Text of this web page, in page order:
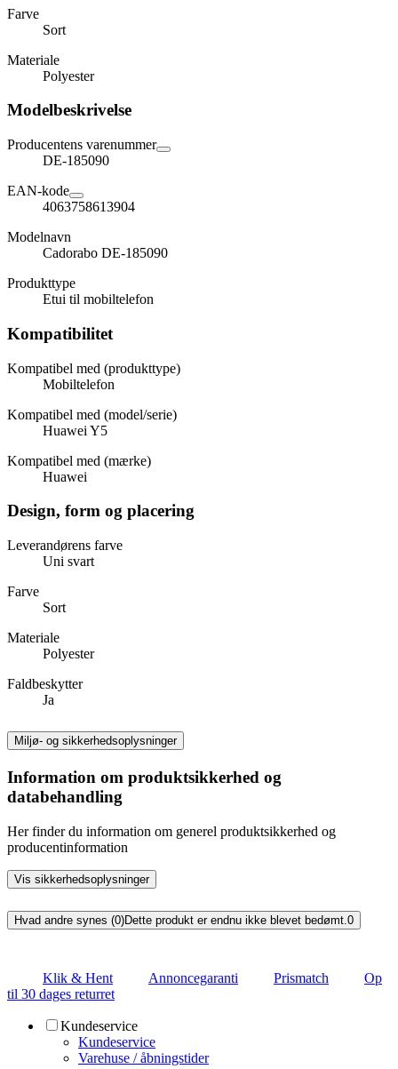
Farve
Sort
Materiale
Polyester
Modelbeskrivelse
Producentens varenummer
DE-185090
EAN-kode
4063758613904
Modelnavn
Cadorabo DE-185090
Produkttype
Etui til mobiltelefon
Kompatibilitet
Kompatibel med (produkttype)
Mobiltelefon
Kompatibel med (model/serie)
Huawei Y5
Kompatibel med (mærke)
Huawei
Design, form og placering
Leverandørens farve
Uni svart
Farve
Sort
Materiale
Polyester
Faldbeskytter
Ja
Miljø- og sikkerhedsoplysninger
Information om produktsikkerhed og
databehandling
Her finder du information om generel produktsikkerhed og
producentinformation
Vis sikkerhedsoplysninger
Hvad andre synes (0)Dette produkt er endnu ikke blevet bedømt.0
Klik & Hent Annoncegaranti Prismatch
Op
til 30 dages returret
Kundeservice
Kundeservice
Varehuse / åbningstider